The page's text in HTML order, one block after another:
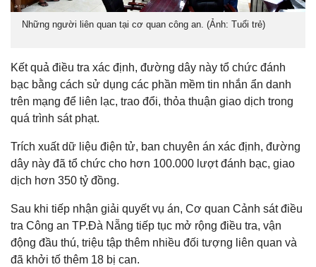
Những người liên quan tại cơ quan công an. (Ảnh: Tuổi trẻ)
Kết quả điều tra xác định, đường dây này tổ chức đánh
bạc bằng cách sử dụng các phần mềm tin nhắn ẩn danh
trên mạng để liên lạc, trao đổi, thỏa thuận giao dịch trong
quá trình sát phạt.
Trích xuất dữ liệu điện tử, ban chuyên án xác định, đường
dây này đã tổ chức cho hơn 100.000 lượt đánh bạc, giao
dịch hơn 350 tỷ đồng.
Sau khi tiếp nhận giải quyết vụ án, Cơ quan Cảnh sát điều
tra Công an TP.Đà Nẵng tiếp tục mở rộng điều tra, vận
động đầu thú, triệu tập thêm nhiều đối tượng liên quan và
đã khởi tố thêm 18 bị can.